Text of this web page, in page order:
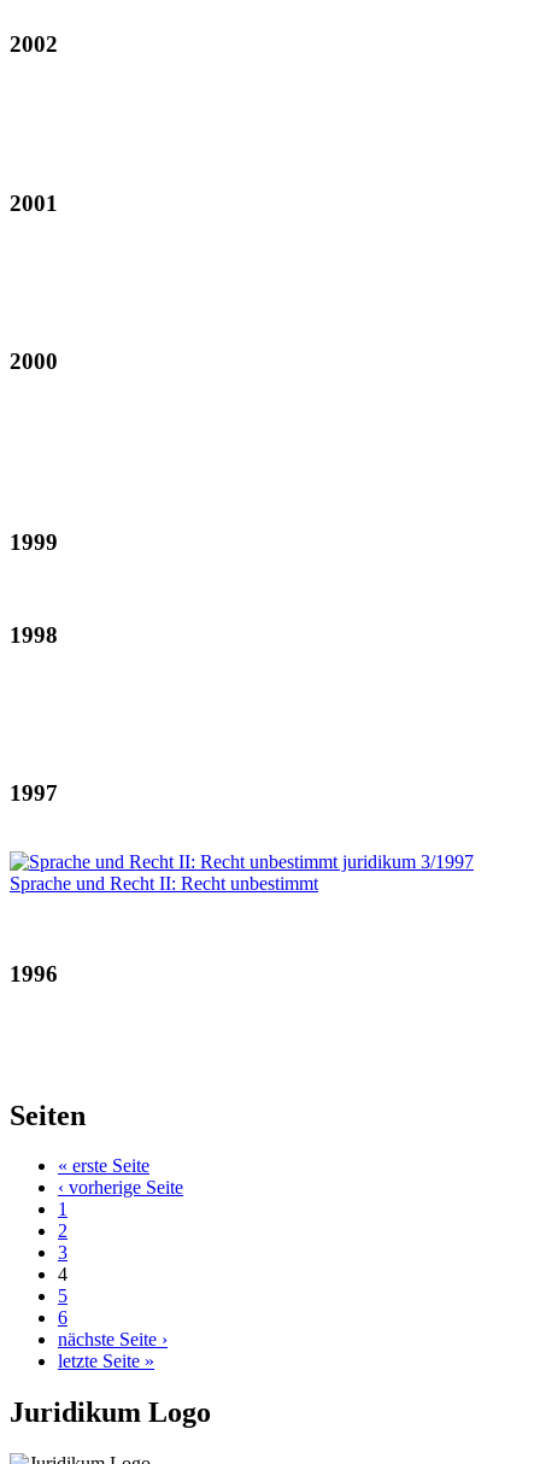
2002
2001
2000
1999
1998
1997
1996
Seiten
« erste Seite
‹ vorherige Seite
1
2
3
4
5
6
nächste Seite ›
letzte Seite »
Juridikum Logo